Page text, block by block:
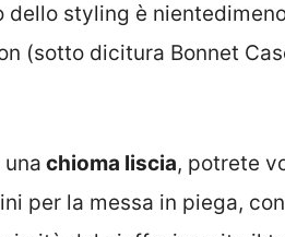
styling è
(sotto dicitura Bonnet
chioma liscia, potrete
per la messa in piega,